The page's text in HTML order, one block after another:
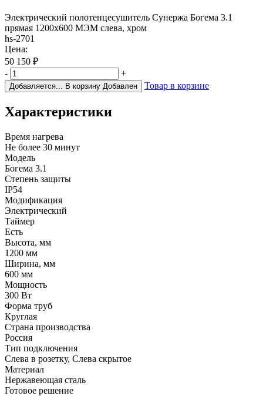
Электрический полотенцесушитель Сунержа Богема 3.1
прямая 1200x600 МЭМ слева, хром
hs-2701
Цена:
50 150 ₽
-
+
Добавляется... В корзину Добавлен Товар в корзине
Характеристики
Время нагрева
Не более 30 минут
Модель
Богема 3.1
Степень защиты
IP54
Модификация
Электрический
Таймер
Есть
Высота, мм
1200 мм
Ширина, мм
600 мм
Мощность
300 Вт
Форма труб
Круглая
Страна производства
Россия
Тип подключения
Слева в розетку, Слева скрытое
Материал
Нержавеющая сталь
Готовое решение